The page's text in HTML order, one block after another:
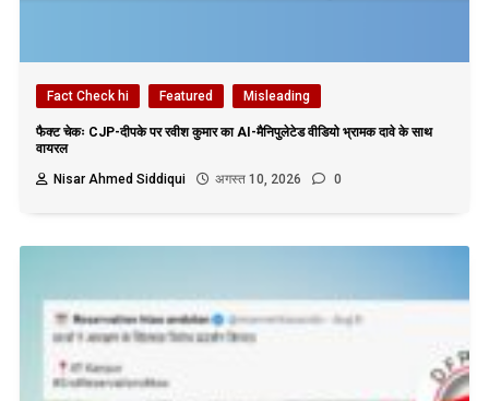
Fact Check hi Featured Misleading
फैक्ट चेकः CJP-दीपके पर रवीश कुमार का AI-मैनिपुलेटेड वीडियो भ्रामक दावे के साथ
वायरल
Nisar Ahmed Siddiqui
अगस्त 10, 2026 0